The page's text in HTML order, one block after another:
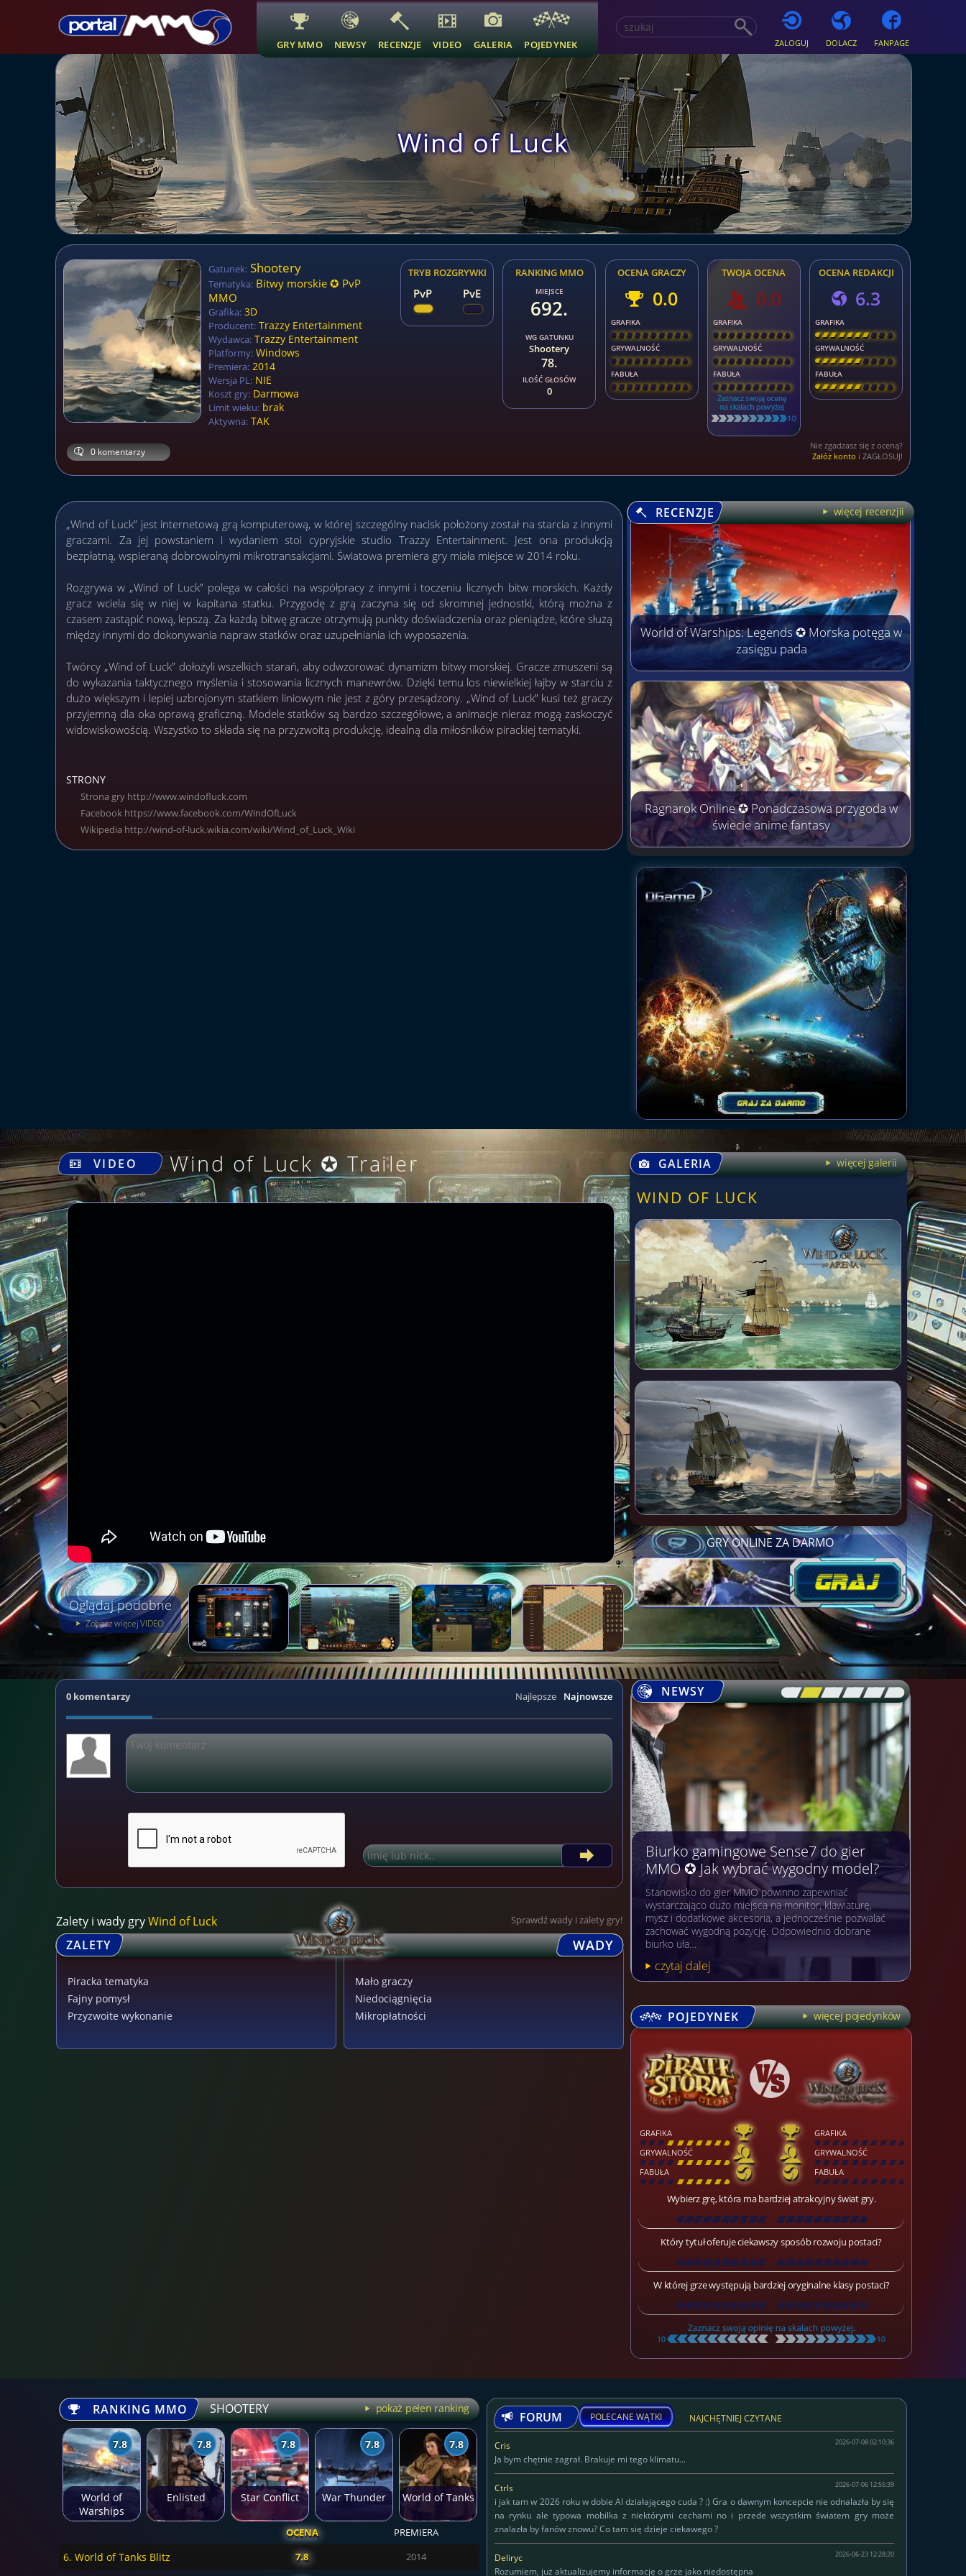
GRY MMO NEWSY RECENZJE VIDEO GALERIA POJEDYNEK ZALOGUJ DOLACZ FANPAGE
Wind of Luck
Gatunek: Shootery
Tematyka: Bitwy morskie ✪ PvP
MMO
Grafika: 3D
Producent: Trazzy Entertainment
Wydawca: Trazzy Entertainment
Platformy: Windows
Premiera: 2014
Wersja PL: NIE
Koszt gry: Darmowa
Limit wieku: brak
Aktywna: TAK
TRYB ROZGRYWKI
PvP PvE
RANKING MMO
MIEJSCE
692.
WG GATUNKU
Shootery
78.
ILOŚĆ GŁOSÓW
0
OCENA GRACZY
0.0
GRAFIKA
[ \ \ \ \ \ \ \ \ ]
GRYWALNOŚĆ
[ \ \ \ \ \ \ \ \ ]
FABUŁA
[ \ \ \ \ \ \ \ \ ]
TWOJA OCENA
0.0
GRAFIKA
[ \ \ \ \ \ \ \ \ ]
GRYWALNOŚĆ
[ \ \ \ \ \ \ \ \ ]
FABUŁA
[ \ \ \ \ \ \ \ \ ]
OCENA REDAKCJI
6.3
GRAFIKA
[ \ \ \ \ \ \ \ \ ]
GRYWALNOŚĆ
[ \ \ \ \ \ \ \ \ ]
FABUŁA
[ \ \ \ \ \ \ \ \ ]
0 komentarzy
Nie zgadzasz się z oceną?
Załóż konto i ZAGŁOSUJ!
„Wind of Luck” jest internetową grą komputerową, w której szczególny nacisk położony został na starcia z innymi
graczami. Za jej powstaniem i wydaniem stoi cypryjskie studio Trazzy Entertainment. Jest ona produkcją
bezpłatną, wspieraną dobrowolnymi mikrotransakcjami. Światowa premiera gry miała miejsce w 2014 roku.
Rozgrywa w „Wind of Luck” polega w całości na współpracy z innymi i toczeniu licznych bitw morskich. Każdy
gracz wciela się w niej w kapitana statku. Przygodę z grą zaczyna się od skromnej jednostki, którą można z
czasem zastąpić nową, lepszą. Za każdą bitwę gracze otrzymują punkty doświadczenia oraz pieniądze, które służą
między innymi do dokonywania napraw statków oraz uzupełniania ich wyposażenia.
Twórcy „Wind of Luck” dołożyli wszelkich starań, aby odwzorować dynamizm bitwy morskiej. Gracze zmuszeni są
do wykazania taktycznego myślenia i stosowania licznych manewrów. Dzięki temu los niewielkiej łajby w starciu z
dużo większym i lepiej uzbrojonym statkiem liniowym nie jest z góry przesądzony. „Wind of Luck” kusi też graczy
przyjemną dla oka oprawą graficzną. Modele statków są bardzo szczegółowe, a animacje nieraz mogą zaskoczyć
widowiskowością. Wszystko to składa się na przyzwoitą produkcję, idealną dla miłośników pirackiej tematyki.
STRONY
Strona gry http://www.windofluck.com
Facebook https://www.facebook.com/WindOfLuck
Wikipedia http://wind-of-luck.wikia.com/wiki/Wind_of_Luck_Wiki
RECENZJE więcej recenzjii
World of Warships: Legends ✪ Morska potęga w
zasięgu pada
Ragnarok Online ✪ Ponadczasowa przygoda w
świecie anime fantasy
.
VIDEO
Wind of Luck ✪ Trailer
Oglądaj podobne
Zobacz więcej VIDEO
GALERIA więcej galerii
WIND OF LUCK
GRY ONLINE ZA DARMO
Najnowsze
Najlepsze
0 komentarzy
Zalety i wady gryWind of Luck Sprawdź wady i zalety gry!
ZALETY WADY
Piracka tematyka
Fajny pomysł
Przyzwoite wykonanie
Mało graczy
Niedociągnięcia
Mikropłatności
NEWSY [\ \\ \\ \\ \\ \]
Biurko gamingowe Sense7 do gier
MMO ✪ Jak wybrać wygodny model?
Stanowisko do gier MMO powinno zapewniać
wystarczająco dużo miejsca na monitor, klawiaturę,
mysz i dodatkowe akcesoria, a jednocześnie pozwalać
zachować wygodną pozycję. Odpowiednio dobrane
biurko uła…
czytaj dalej
POJEDYNEK więcej pojedynków
GRAFIKA
[ \ \ \ \ \ \ \ \ ]
GRYWALNOŚĆ
[ \ \ \ \ \ \ \ \ ]
FABUŁA
[ \ \ \ \ \ \ \ \ ]
GRAFIKA
[ \ \ \ \ \ \ \ \ ]
GRYWALNOŚĆ
[ \ \ \ \ \ \ \ \ ]
FABUŁA
[ \ \ \ \ \ \ \ \ ]
Wybierz grę, która ma bardziej atrakcyjny świat gry.
[\\\\\\\\\ \\\\\\\\\]
Który tytuł oferuje ciekawszy sposób rozwoju postaci?
[\\\\\\\\\ \\\\\\\\\]
W której grze występują bardziej oryginalne klasy postaci?
[\\\\\\\\\ \\\\\\\\\]
RANKING MMO SHOOTERY pokaż pełen ranking
7.8
World of
Warships
7.8
Enlisted
7.8
Star Conflict
7.8
War Thunder
7.8
World of Tanks
OCENA PREMIERA
6. World of Tanks Blitz 7.8 2014
FORUM POLECANE WĄTKI NAJCHĘTNIEJ CZYTANE
Cris 2026-07-08 02:10:36
Ja bym chętnie zagrał. Brakuje mi tego klimatu...
Ctrls 2026-07-06 12:55:39
i jak tam w 2026 roku w dobie AI działającego cuda ? :) Gra o dawnym koncepcie nie odnalazła by się
na rynku ale typowa mobilka z niektórymi cechami no i przede wszystkim światem gry może
znalazła by fanów znowu? Co tam się dzieje ciekawego ?
Deliryc
Deliryc
2026-06-23 12:28:20
Rozumiem, już aktualizujemy informację o grze jako niedostępna